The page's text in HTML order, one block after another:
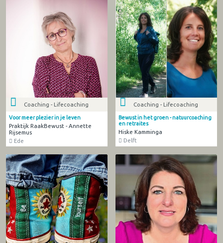
Coaching - Lifecoaching
Voor meer plezier in je leven
Praktijk RaakBewust - Annette
Rijsemus
Ede
Coaching - Lifecoaching
Bewust in het groen - natuurcoaching
en retraites
Hiske Kamminga
Delft